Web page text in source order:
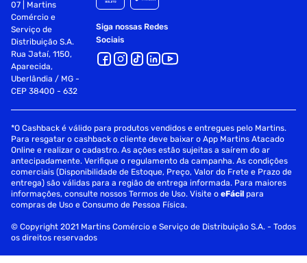
07 | Martins
Comércio e
Serviço de
Distribuição S.A.
Rua Jataí, 1150,
Aparecida,
Uberlândia / MG -
CEP 38400 - 632
Siga nossas Redes
Sociais
*O Cashback é válido para produtos vendidos e entregues pelo Martins.
Para resgatar o cashback o cliente deve baixar o App Martins Atacado
Online e realizar o cadastro. As ações estão sujeitas a saírem do ar
antecipadamente. Verifique o regulamento da campanha. As condições
comerciais (Disponibilidade de Estoque, Preço, Valor do Frete e Prazo de
entrega) são válidas para a região de entrega informada. Para maiores
informações, consulte nossos Termos de Uso. Visite oeFácil para
compras de Uso e Consumo de Pessoa Física.
© Copyright 2021 Martins Comércio e Serviço de Distribuição S.A. - Todos
os direitos reservados